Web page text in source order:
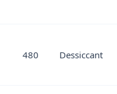
480 Dessiccant